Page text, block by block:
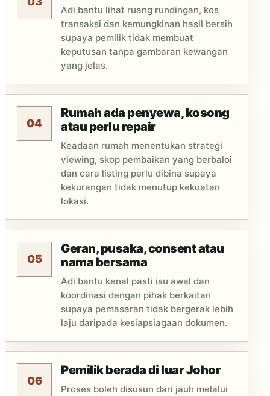
Adi bantu lihat ruang rundingan, kos
transaksi dan kemungkinan hasil bersih
supaya pemilik tidak membuat
keputusan tanpa gambaran kewangan
yang jelas.
04
Rumah ada penyewa, kosong
atau perlu repair
Keadaan rumah menentukan strategi
viewing, skop pembaikan yang berbaloi
dan cara listing perlu dibina supaya
kekurangan tidak menutup kekuatan
lokasi.
05
Geran, pusaka, consent atau
nama bersama
Adi bantu kenal pasti isu awal dan
koordinasi dengan pihak berkaitan
supaya pemasaran tidak bergerak lebih
laju daripada kesiapsiagaan dokumen.
06
Pemilik berada di luar Johor
Proses boleh disusun dari jauh melalui